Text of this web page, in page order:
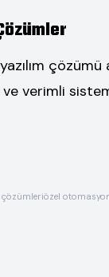
çözümü
verimli
çözümleriözel